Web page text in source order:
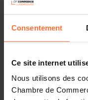
Consentement
Ce site internet
Nous utilisons des
Chambre de
Share this article
Projet de loi n°8585
promotion de la